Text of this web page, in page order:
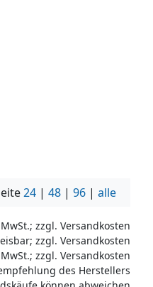
24 | 48 | 96 | alle
zzgl. Versandkosten
zzgl. Versandkosten
zzgl. Versandkosten
des Herstellers